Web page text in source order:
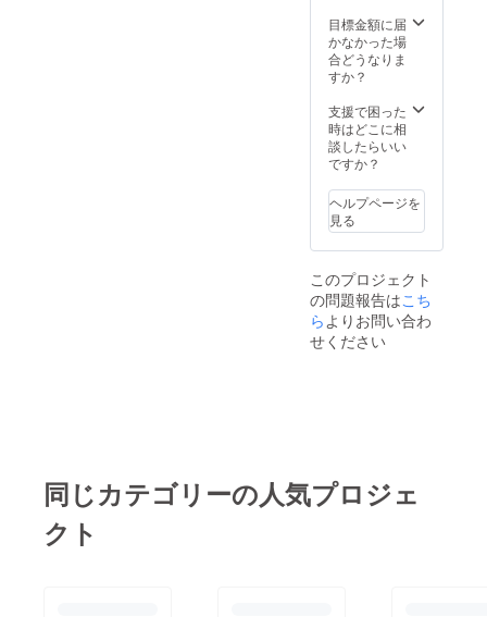
目標金額に届
かなかった場
合どうなりま
すか？
支援で困った
時はどこに相
談したらいい
ですか？
ヘルプページを
見る
このプロジェクト
の問題報告はこち
らよりお問い合わ
せください
同じカテゴリーの人気プロジェ
クト